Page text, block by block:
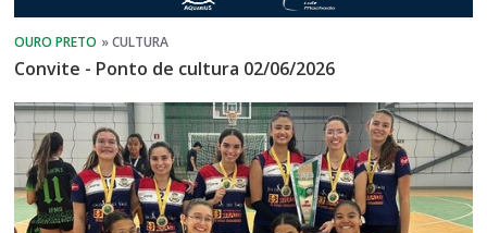
Convite - Ponto de cultura 02/06/2026